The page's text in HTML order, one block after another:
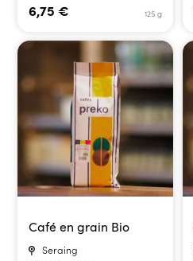
125 g
6,75€
Café en grain Bio
Seraing